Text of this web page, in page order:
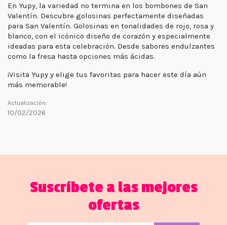
En Yupy, la variedad no termina en los bombones de San
Valentín. Descubre golosinas perfectamente diseñadas
para San Valentín. Golosinas en tonalidades de rojo, rosa y
blanco, con el icónico diseño de corazón y especialmente
ideadas para esta celebración. Desde sabores endulzantes
como la fresa hasta opciones más ácidas.
¡Visita Yupy y elige tus favoritas para hacer este día aún
más memorable!
Actualización:
10/02/2026
Suscríbete a las mejores
ofertas